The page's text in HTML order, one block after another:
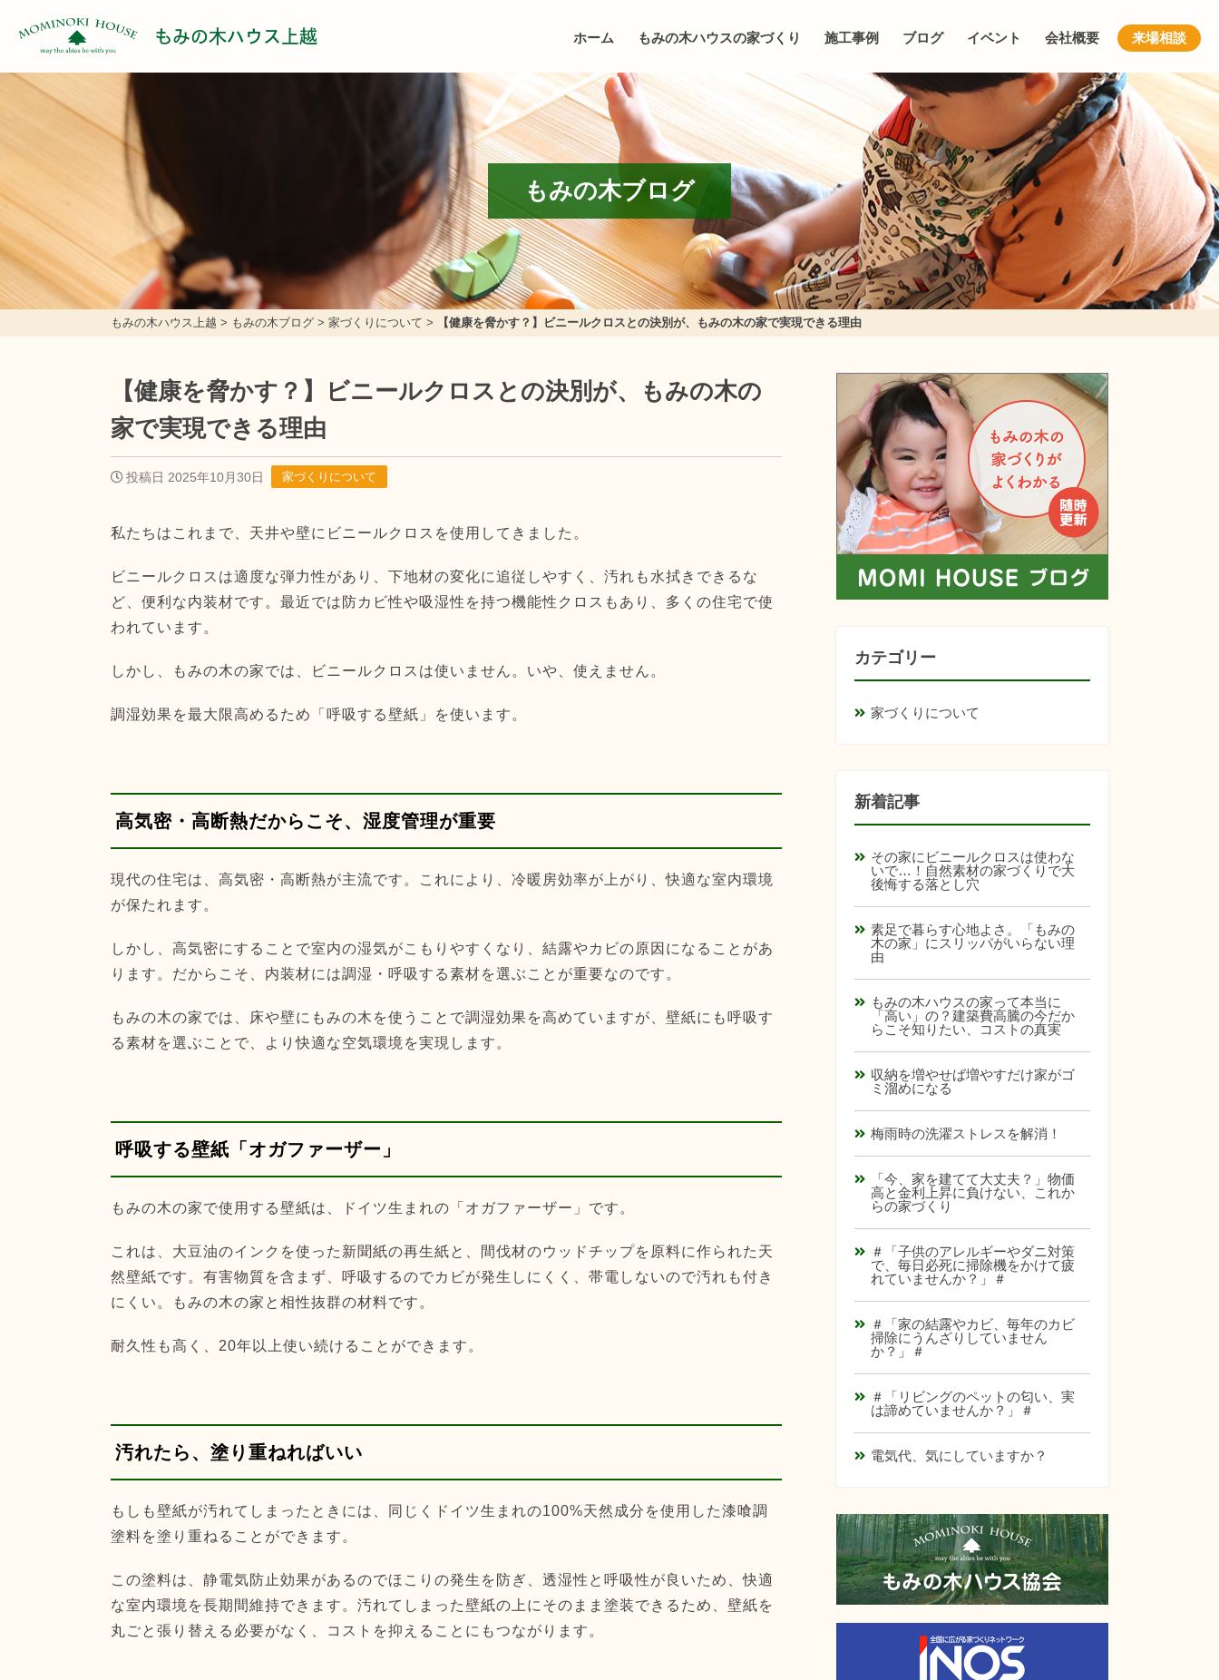
もみの木ハウス上越 ホーム もみの木ハウスの家づくり 施工事例 ブログ イベント 会社概要 来場相談
もみの木ブログ
もみの木ハウス上越 > もみの木ブログ > 家づくりについて > 【健康を脅かす？】ビニールクロスとの決別が、もみの木の家で実現できる理由
【健康を脅かす？】ビニールクロスとの決別が、もみの木の
家で実現できる理由
投稿日 2025年10月30日 家づくりについて
私たちはこれまで、天井や壁にビニールクロスを使用してきました。
ビニールクロスは適度な弾力性があり、下地材の変化に追従しやすく、汚れも水拭きできるな
ど、便利な内装材です。最近では防カビ性や吸湿性を持つ機能性クロスもあり、多くの住宅で使
われています。
しかし、もみの木の家では、ビニールクロスは使いません。いや、使えません。
調湿効果を最大限高めるため「呼吸する壁紙」を使います。
高気密・高断熱だからこそ、湿度管理が重要
現代の住宅は、高気密・高断熱が主流です。これにより、冷暖房効率が上がり、快適な室内環境
が保たれます。
しかし、高気密にすることで室内の湿気がこもりやすくなり、結露やカビの原因になることがあ
ります。だからこそ、内装材には調湿・呼吸する素材を選ぶことが重要なのです。
もみの木の家では、床や壁にもみの木を使うことで調湿効果を高めていますが、壁紙にも呼吸す
る素材を選ぶことで、より快適な空気環境を実現します。
呼吸する壁紙「オガファーザー」
もみの木の家で使用する壁紙は、ドイツ生まれの「オガファーザー」です。
これは、大豆油のインクを使った新聞紙の再生紙と、間伐材のウッドチップを原料に作られた天
然壁紙です。有害物質を含まず、呼吸するのでカビが発生しにくく、帯電しないので汚れも付き
にくい。もみの木の家と相性抜群の材料です。
耐久性も高く、20年以上使い続けることができます。
汚れたら、塗り重ねればいい
もしも壁紙が汚れてしまったときには、同じくドイツ生まれの100%天然成分を使用した漆喰調
塗料を塗り重ねることができます。
この塗料は、静電気防止効果があるのでほこりの発生を防ぎ、透湿性と呼吸性が良いため、快適
な室内環境を長期間維持できます。汚れてしまった壁紙の上にそのまま塗装できるため、壁紙を
丸ごと張り替える必要がなく、コストを抑えることにもつながります。
カテゴリー
家づくりについて
新着記事
その家にビニールクロスは使わな
いで…！自然素材の家づくりで大
後悔する落とし穴
素足で暮らす心地よさ。「もみの
木の家」にスリッパがいらない理
由
もみの木ハウスの家って本当に
「高い」の？建築費高騰の今だか
らこそ知りたい、コストの真実
収納を増やせば増やすだけ家がゴ
ミ溜めになる
梅雨時の洗濯ストレスを解消！
「今、家を建てて大丈夫？」物価
高と金利上昇に負けない、これか
らの家づくり
＃「子供のアレルギーやダニ対策
で、毎日必死に掃除機をかけて疲
れていませんか？」＃
＃「家の結露やカビ、毎年のカビ
掃除にうんざりしていません
か？」＃
＃「リビングのペットの匂い、実
は諦めていませんか？」＃
電気代、気にしていますか？